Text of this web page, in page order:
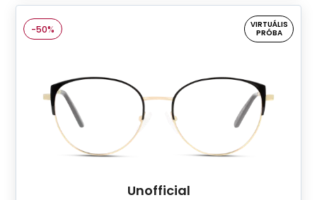
-50%
VIRTUÁLIS
PRÓBA
Unofficial